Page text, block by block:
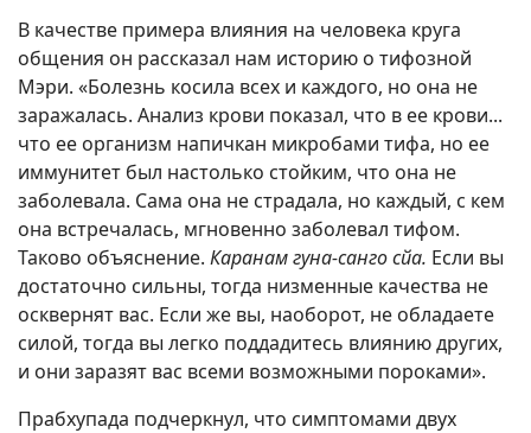
В качестве примера влияния на человека круга
общения он рассказал нам историю о тифозной
Мэри. «Болезнь косила всех и каждого, но она не
заражалась. Анализ крови показал, что в ее крови...
что ее организм напичкан микробами тифа, но ее
иммунитет был настолько стойким, что она не
заболевала. Сама она не страдала, но каждый, с кем
она встречалась, мгновенно заболевал тифом.
Таково объяснение. Каранам гуна-санго сйа. Если вы
достаточно сильны, тогда низменные качества не
осквернят вас. Если же вы, наоборот, не обладаете
силой, тогда вы легко поддадитесь влиянию других,
и они заразят вас всеми возможными пороками».
Прабхупада подчеркнул, что симптомами двух